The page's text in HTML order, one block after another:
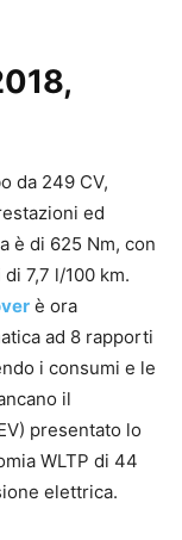
da 249 CV,
ed
è di 625 Nm, con
7,7 l/100 km.
è ora
ad 8 rapporti
i consumi e le
il
presentato lo
WLTP di 44
elettrica.